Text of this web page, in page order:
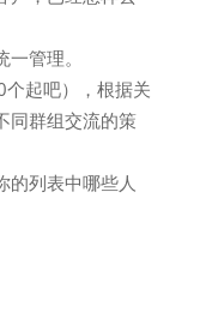
管理。
起吧），根据关
同群组交流的策
的列表中哪些人